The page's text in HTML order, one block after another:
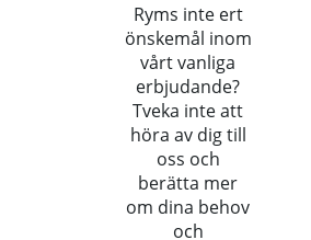
Ryms inte ert
önskemål inom
vårt vanliga
erbjudande?
Tveka inte att
höra av dig till
oss och
berätta mer
om dina behov
och